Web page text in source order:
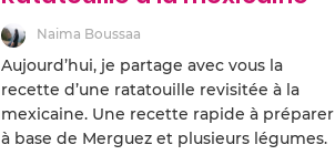
Naima Boussaa
Aujourd’hui, je partage avec vous la
recette d’une ratatouille revisitée à la
mexicaine. Une recette rapide à préparer
à base de Merguez et plusieurs légumes.